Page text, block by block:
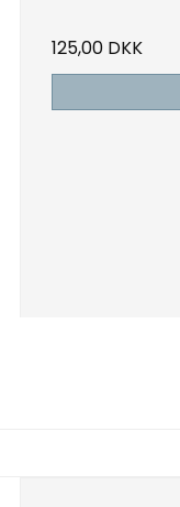
125,00 DKK